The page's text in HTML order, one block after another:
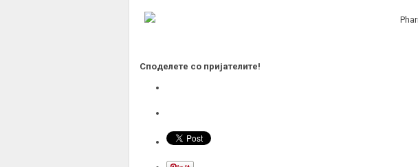
Споделете со пријателите!